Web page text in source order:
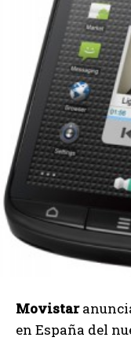
Movistar
en España del